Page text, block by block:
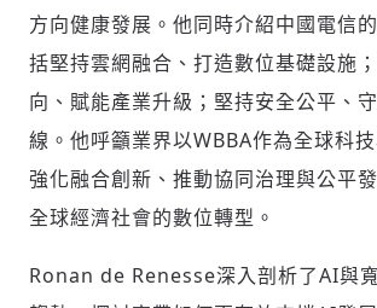
方向健康發展。他同時介紹中國電信
括堅持雲網融合、打造數位基礎設施
向、賦能產業升級；堅持安全公平、
線。他呼籲業界以WBBA作為全球科
強化融合創新、推動協同治理與公平
全球經濟社會的數位轉型。
Ronan de Renesse深入剖析了AI與